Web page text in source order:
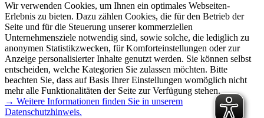
Wir verwenden Cookies, um Ihnen ein optimales Webseiten-
Erlebnis zu bieten. Dazu zählen Cookies, die für den Betrieb der
Seite und für die Steuerung unserer kommerziellen
Unternehmensziele notwendig sind, sowie solche, die lediglich zu
anonymen Statistikzwecken, für Komforteinstellungen oder zur
Anzeige personalisierter Inhalte genutzt werden. Sie können selbst
entscheiden, welche Kategorien Sie zulassen möchten. Bitte
beachten Sie, dass auf Basis Ihrer Einstellungen womöglich nicht
mehr alle Funktionalitäten der Seite zur Verfügung stehen.
→ Weitere Informationen finden Sie in unserem
Datenschutzhinweis.